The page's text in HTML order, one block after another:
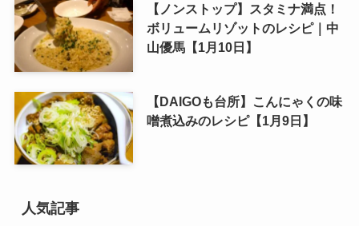
【ノンストップ】スタミナ満点！
ボリュームリゾットのレシピ｜中
山優馬【1月10日】
【DAIGOも台所】こんにゃくの味
噌煮込みのレシピ【1月9日】
人気記事